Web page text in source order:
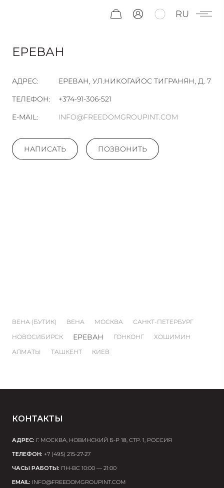
RU
ЕРЕВАН
АДРЕС:
ЕРЕВАН, УЛ.НИКОГАЙОС ТИГРАНЯН, Д. 7
ТЕЛЕФОН:
+374-91-306-521
E-MAIL:
INFO@FREEDOMGROUPINT.COM
НАПИСАТЬ ПОЗВОНИТЬ
ВЕНА (БУТИК) ВЕНА МОСКВА
САНКТ-ПЕТЕРБУРГ
НОВОСИБИРСК
ЕРЕВАН ГОНКОНГ
ХОШИМИН
АЛМАТЫ
ТАШКЕНТ КИЕВ
КОНТАКТЫ
АДРЕС: Г. МОСКВА, НОВИНСКИЙ Б-Р 18, СТР. 1, РОССИЯ
ТЕЛЕФОН: +7 (495) 215-27-27
ЧАСЫ РАБОТЫ: ПН-ВС 10:00 — 21:00
EMAIL: INFO@FREEDOMGROUPINT.COM